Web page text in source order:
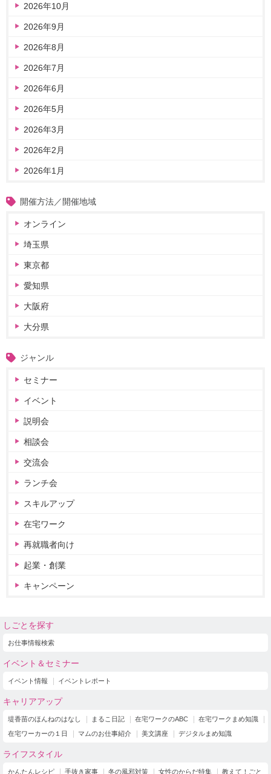
2026年10月
2026年9月
2026年8月
2026年7月
2026年6月
2026年5月
2026年3月
2026年2月
2026年1月
開催方法／開催地域
オンライン
埼玉県
東京都
愛知県
大阪府
大分県
ジャンル
セミナー
イベント
説明会
相談会
交流会
ランチ会
スキルアップ
在宅ワーク
再就職者向け
起業・創業
キャンペーン
しごとを探す
お仕事情報検索
イベント＆セミナー
イベント情報 イベントレポート
キャリアアップ
堤香苗のほんねのはなし まるこ日記 在宅ワークのABC
在宅ワークまめ知識
在宅ワーカーの１日
マムのお仕事紹介 美文講座 デジタルまめ知識
ライフスタイル
かんたんレシピ 手抜き家事 冬の風邪対策 女性のからだ特集 教えて！ごと